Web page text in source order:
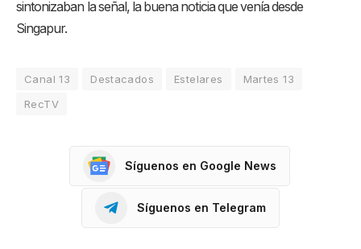
sintonizaban la señal, la buena noticia que venía desde
Singapur.
Canal 13 Destacados Estelares
Martes 13
RecTV
Síguenos en Google News
Síguenos en Telegram